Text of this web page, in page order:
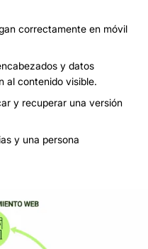
correctamente en móvil
y datos
al contenido visible.
y recuperar una versión
y una persona